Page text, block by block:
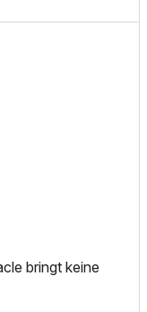
bringt keine